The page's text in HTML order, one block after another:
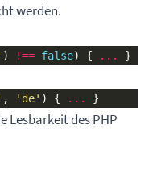
werden.
) !== false) { ...
, 'de' ) { ...
Lesbarkeit des PHP